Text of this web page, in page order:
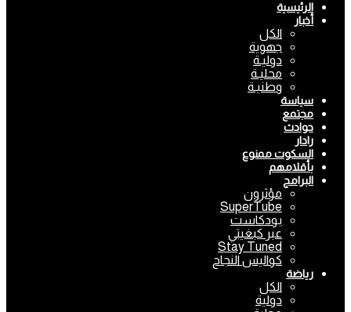
الرئيسية
أخبار
الكل
جهوية
دوليـة
محليـة
وطنيـة
سياسة
مجتمع
حوادث
رادار
السكوت ممنوع
بأقلامهم
البرامج
مؤثرون
SuperTube
بودكاست
عبر كبغيتي
Stay Tuned
كواليس النجاح
رياضة
الكل
دولية